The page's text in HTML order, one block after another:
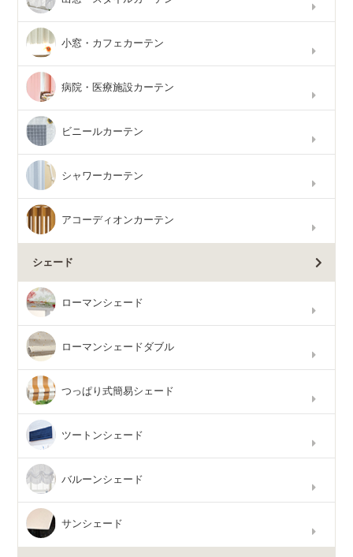
小窓・カフェカーテン
病院・医療施設カーテン
ビニールカーテン
シャワーカーテン
アコーディオンカーテン
シェード
ローマンシェード
ローマンシェードダブル
つっぱり式簡易シェード
ツートンシェード
バルーンシェード
サンシェード